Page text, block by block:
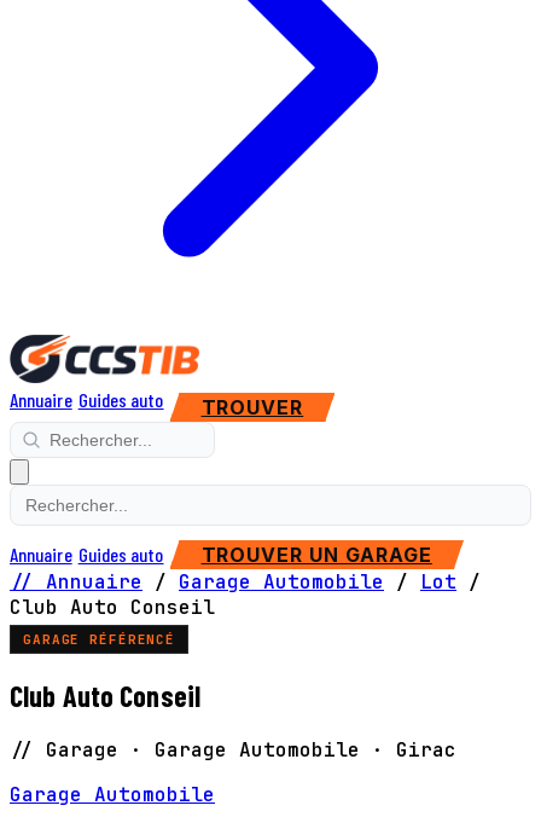
Annuaire Guides auto TROUVER
Annuaire Guides auto TROUVER UN GARAGE
// Annuaire / Garage Automobile / Lot
/
Club Auto Conseil
GARAGE RÉFÉRENCÉ
Club Auto Conseil
// Garage · Garage Automobile · Girac
Garage Automobile